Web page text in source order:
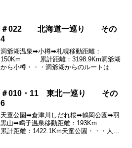
んなに沢山あって...
＃022 北海道一巡り その
4
洞爺湖温泉➡小樽➡札幌移動距離：
150Km 累計距離：3198.9Km洞爺湖
から小樽・・・洞爺湖からのルートは羊
の姿は大変美しく又迫力も満点です。小
樽の町はまだシー...
＃010・11 東北一巡り その
6
天童公園➡倉津川しだれ桜➡鶴岡公園➡羽
黒山➡鳴子温泉移動距離：193Km
累計距離：1422.1Km天童公園・・・人間